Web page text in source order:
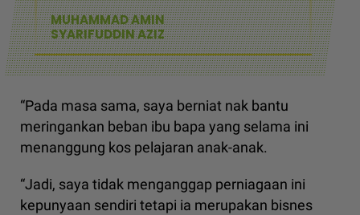
MUHAMMAD AMIN
SYARIFUDDIN AZIZ
“Pada masa sama, saya berniat nak bantu
meringankan beban ibu bapa yang selama ini
menanggung kos pelajaran anak-anak.
“Jadi, saya tidak menganggap perniagaan ini
kepunyaan sendiri tetapi ia merupakan bisnes